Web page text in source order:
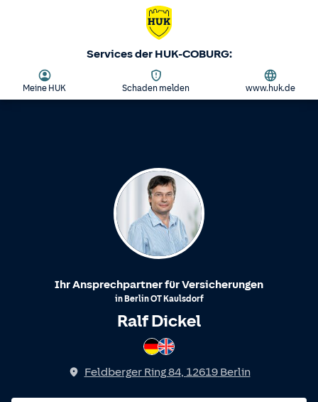
Services der HUK-COBURG:
Meine HUK Schaden melden www.huk.de
Ihr Ansprechpartner für Versicherungen
in BerlinOT Kaulsdorf
Ralf Dickel
Spricht
Deutsch
Englisch
Feldberger Ring 84, 12619 Berlin